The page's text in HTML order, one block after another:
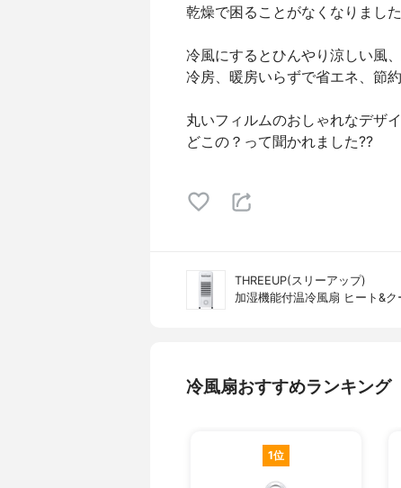
乾燥で困ることがなくなりまし
冷風にするとひんやり涼しい風
冷房、暖房いらずで省エネ、節
丸いフィルムのおしゃれなデザ
どこの？って聞かれました??
THREEUP(スリーアップ)
加湿機能付温冷風扇 ヒート&
冷風扇おすすめランキング
1位